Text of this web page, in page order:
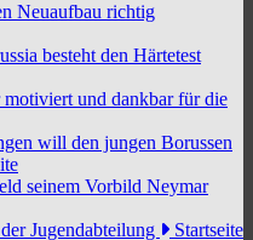
Neuaufbau richtig
besteht den Härtetest
motiviert und dankbar für die
will den jungen Borussen
seinem Vorbild Neymar
Jugendabteilung
Startseite